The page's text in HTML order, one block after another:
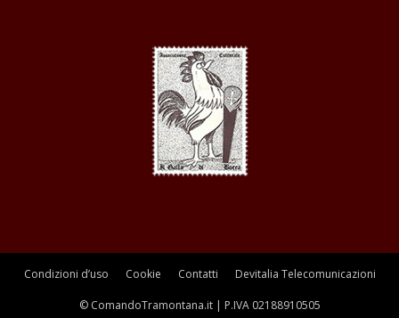
Condizioni d’uso Cookie Contatti Devitalia Telecomunicazioni
© ComandoTramontana.it | P.IVA 02188910505